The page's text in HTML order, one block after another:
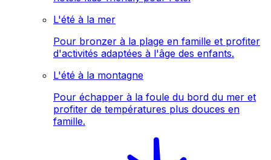
L'été à la mer
Pour bronzer à la plage en famille et profiter
d'activités adaptées à l'âge des enfants.
L'été à la montagne
Pour échapper à la foule du bord du mer et
profiter de températures plus douces en
famille.